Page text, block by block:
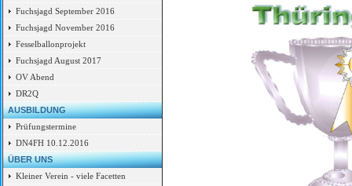
Fuchsjagd September 2016
Fuchsjagd November 2016
Fesselballonprojekt
Fuchsjagd August 2017
OV Abend
DR2Q
AUSBILDUNG
Prüfungstermine
DN4FH 10.12.2016
ÜBER UNS
Kleiner Verein - viele Facetten